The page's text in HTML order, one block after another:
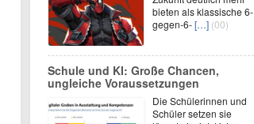
bieten als klassische 6-
gegen-6-[…] (00)
Schule und KI: Große Chancen,
ungleiche Voraussetzungen
Die Schülerinnen und
Schüler setzen sie